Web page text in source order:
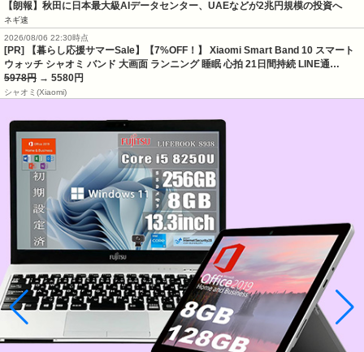
【朗報】秋田に日本最大級AIデータセンター、UAEなどが2兆円規模の投資へ
ネギ速
2026/08/06 22:30時点
[PR] 【暮らし応援サマーSale】【7%OFF！】 Xiaomi Smart Band 10 スマート
ウォッチ シャオミ バンド 大画面 ランニング 睡眠 心拍 21日間持続 LINE通…
5978円 → 5580円
シャオミ(Xiaomi)